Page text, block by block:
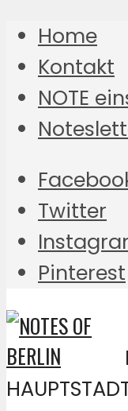
Home
Kontakt
NOTE
Twitter
Pinterest